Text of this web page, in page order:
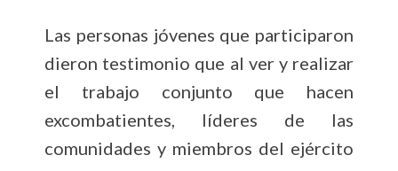
Las personas jóvenes que participaron
dieron testimonio que al ver y realizar
el trabajo conjunto que hacen
excombatientes, líderes de las
comunidades y miembros del ejército